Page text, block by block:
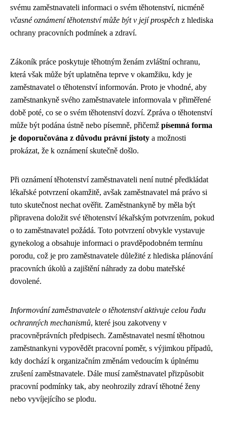
svému zaměstnavateli informaci o svém těhotenství, nicméně
včasné oznámení těhotenství může být v její prospěch z hlediska
ochrany pracovních podmínek a zdraví.
Zákoník práce poskytuje těhotným ženám zvláštní ochranu,
která však může být uplatněna teprve v okamžiku, kdy je
zaměstnavatel o těhotenství informován. Proto je vhodné, aby
zaměstnankyně svého zaměstnavatele informovala v přiměřené
době poté, co se o svém těhotenství dozví. Zpráva o těhotenství
může být podána ústně nebo písemně, přičemž písemná forma
je doporučována z důvodu právní jistoty a možnosti
prokázat, že k oznámení skutečně došlo.
Při oznámení těhotenství zaměstnavateli není nutné předkládat
lékařské potvrzení okamžitě, avšak zaměstnavatel má právo si
tuto skutečnost nechat ověřit. Zaměstnankyně by měla být
připravena doložit své těhotenství lékařským potvrzením, pokud
o to zaměstnavatel požádá. Toto potvrzení obvykle vystavuje
gynekolog a obsahuje informaci o pravděpodobném termínu
porodu, což je pro zaměstnavatele důležité z hlediska plánování
pracovních úkolů a zajištění náhrady za dobu mateřské
dovolené.
Informování zaměstnavatele o těhotenství aktivuje celou řadu
ochranných mechanismů, které jsou zakotveny v
pracovněprávních předpisech. Zaměstnavatel nesmí těhotnou
zaměstnankyni vypovědět pracovní poměr, s výjimkou případů,
kdy dochází k organizačním změnám vedoucím k úplnému
zrušení zaměstnavatele. Dále musí zaměstnavatel přizpůsobit
pracovní podmínky tak, aby neohrozily zdraví těhotné ženy
nebo vyvíjejícího se plodu.